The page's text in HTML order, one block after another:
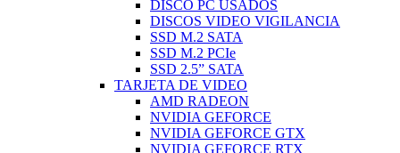
DISCO PC USADOS
DISCOS VIDEO VIGILANCIA
SSD M.2 SATA
SSD M.2 PCIe
SSD 2.5” SATA
TARJETA DE VIDEO
AMD RADEON
NVIDIA GEFORCE
NVIDIA GEFORCE GTX
NVIDIA GEFORCE RTX